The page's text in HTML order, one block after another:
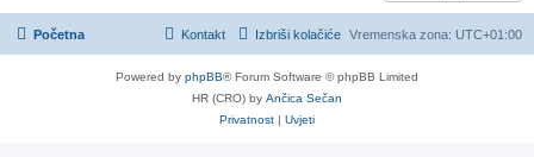
i
Početna Vremenska zona: UTC+01:00
Izbriši kolačiće
Kontakt
Powered by phpBB® Forum Software © phpBB Limited
HR (CRO) by Ančica Sečan
Privatnost | Uvjeti